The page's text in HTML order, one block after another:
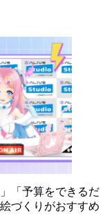
「予算をできるだ
づくりがおすすめ